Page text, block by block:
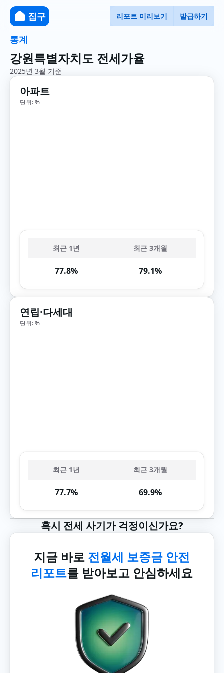
집구 리포트 미리보기 발급하기
통계
강원특별자치도 전세가율
2025년 3월 기준
아파트
단위: %
최근 1년 최근 3개월
77.8% 79.1%
연립·다세대
단위: %
최근 1년 최근 3개월
77.7% 69.9%
혹시 전세 사기가 걱정이신가요?
지금 바로 전월세 보증금 안전
리포트를 받아보고 안심하세요